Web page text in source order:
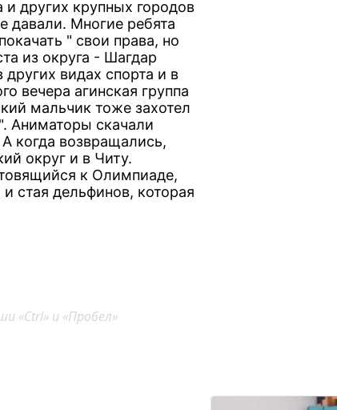
и других крупных городов
давали. Многие ребята
" свои права, но
из округа - Шагдар
видах спорта и в
вечера агинская группа
мальчик тоже захотел
Аниматоры скачали
когда возвращались,
округ и в Читу.
к Олимпиаде,
стая дельфинов, которая
«Ctrl» и «Пробел»